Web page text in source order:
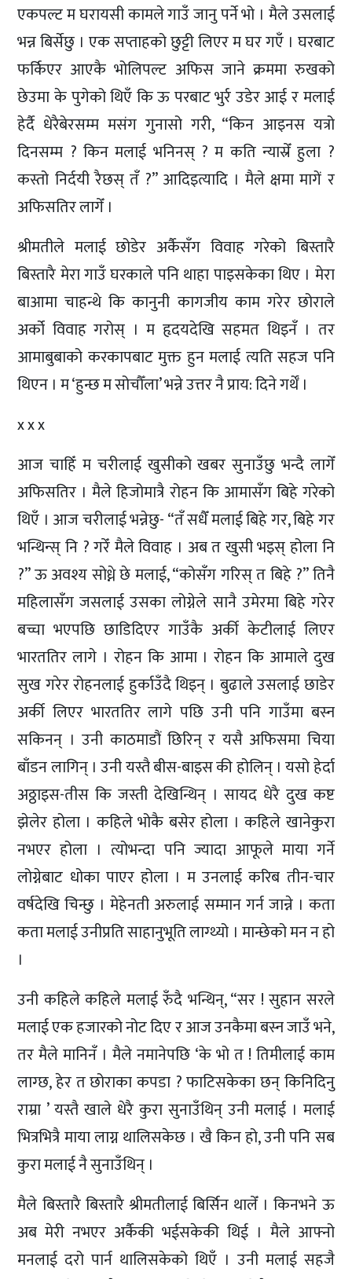
एकपल्ट म घरायसी कामले गाउँ जानु पर्ने भो । मैले उसलाई
भन्न बिर्सेछु । एक सप्ताहको छुट्टी लिएर म घर गएँ । घरबाट
फर्किएर आएकै भोलिपल्ट अफिस जाने क्रममा रुखको
छेउमा के पुगेको थिएँ कि ऊ परबाट भुर्र उडेर आई र मलाई
हेर्दै धेरैबेरसम्म मसंग गुनासो गरी, “किन आइनस यत्रो
दिनसम्म ? किन मलाई भनिनस् ? म कति न्यास्रेँ हुला ?
कस्तो निर्दयी रैछस् तँ ?” आदिइत्यादि । मैले क्षमा मागें र
अफिसतिर लागेँ ।
श्रीमतीले मलाई छोडेर अर्कैसँग विवाह गरेको बिस्तारै
बिस्तारै मेरा गाउँ घरकाले पनि थाहा पाइसकेका थिए । मेरा
बाआमा चाहन्थे कि कानुनी कागजीय काम गरेर छोराले
अर्को विवाह गरोस् । म हृदयदेखि सहमत थिइनँ । तर
आमाबुबाको करकापबाट मुक्त हुन मलाई त्यति सहज पनि
थिएन । म ‘हुन्छ म सोचौँला’ भन्ने उत्तर नै प्राय: दिने गर्थेँ ।
x x x
आज चाहिँ म चरीलाई खुसीको खबर सुनाउँछु भन्दै लागेँ
अफिसतिर । मैले हिजोमात्रै रोहन कि आमासँग बिहे गरेको
थिएँ । आज चरीलाई भन्नेछु- “तँ सधैँ मलाई बिहे गर, बिहे गर
भन्थिन्स् नि ? गरेँ मैले विवाह । अब त खुसी भइस् होला नि
?” ऊ अवश्य सोध्ने छे मलाई, “कोसँग गरिस् त बिहे ?” तिनै
महिलासँग जसलाई उसका लोग्नेले सानै उमेरमा बिहे गरेर
बच्चा भएपछि छाडिदिएर गाउँकै अर्की केटीलाई लिएर
भारततिर लागे । रोहन कि आमा । रोहन कि आमाले दुख
सुख गरेर रोहनलाई हुर्काउँदै थिइन् । बुढाले उसलाई छाडेर
अर्की लिएर भारततिर लागे पछि उनी पनि गाउँमा बस्न
सकिनन् । उनी काठमाडौं छिरिन् र यसै अफिसमा चिया
बाँडन लागिन् । उनी यस्तै बीस-बाइस की होलिन् । यसो हेर्दा
अठ्ठाइस-तीस कि जस्ती देखिन्थिन् । सायद धेरै दुख कष्ट
झेलेर होला । कहिले भोकै बसेर होला । कहिले खानेकुरा
नभएर होला । त्योभन्दा पनि ज्यादा आफूले माया गर्ने
लोग्नेबाट धोका पाएर होला । म उनलाई करिब तीन-चार
वर्षदेखि चिन्छु । मेहेनती अरुलाई सम्मान गर्न जान्ने । कता
कता मलाई उनीप्रति साहानुभूति लाग्थ्यो । मान्छेको मन न हो
।
उनी कहिले कहिले मलाई रुँदै भन्थिन्, “सर ! सुहान सरले
मलाई एक हजारको नोट दिए र आज उनकैमा बस्न जाउँ भने,
तर मैले मानिनँ । मैले नमानेपछि ‘के भो त ! तिमीलाई काम
लाग्छ, हेर त छोराका कपडा ? फाटिसकेका छन् किनिदिनु
राम्रा ’ यस्तै खाले धेरै कुरा सुनाउँथिन् उनी मलाई । मलाई
भित्रभित्रै माया लाग्न थालिसकेछ । खै किन हो, उनी पनि सब
कुरा मलाई नै सुनाउँथिन् ।
मैले बिस्तारै बिस्तारै श्रीमतीलाई बिर्सिन थालेँ । किनभने ऊ
अब मेरी नभएर अर्कैकी भईसकेकी थिई । मैले आफ्नो
मनलाई दरो पार्न थालिसकेको थिएँ । उनी मलाई सहजै